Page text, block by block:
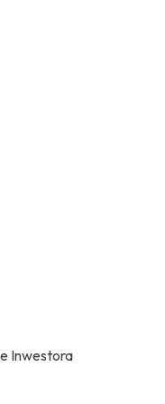
Inwestora